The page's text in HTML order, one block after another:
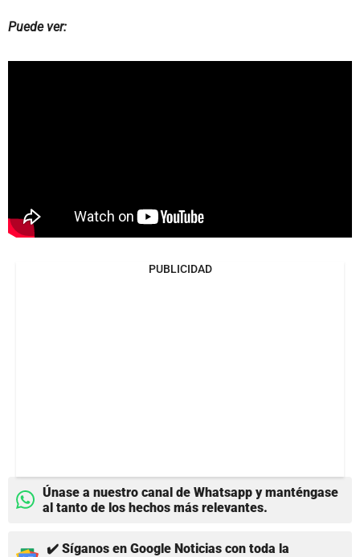
Puede ver:
PUBLICIDAD
Únase a nuestro canal de Whatsapp y manténgase
al tanto de los hechos más relevantes.
✔️ Síganos en Google Noticias con toda la